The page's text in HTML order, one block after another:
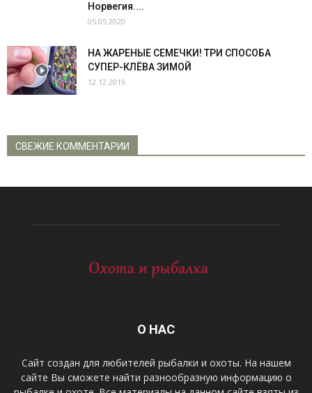
Норвегия....
05.05.2020
НА ЖАРЕНЫЕ СЕМЕЧКИ! ТРИ СПОСОБА
СУПЕР-КЛЁВА ЗИМОЙ
12.12.2019
СВЕЖИЕ КОММЕНТАРИИ
О НАС
Сайт создан для любителей рыбалки и охоты. На нашем
сайте Вы сможете найти разнообразную информацию о